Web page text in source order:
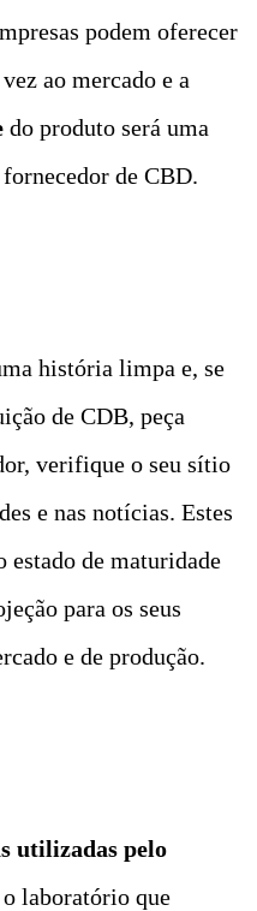
podem oferecer
ao mercado e a
do produto será uma
de CBD.
história limpa e, se
de CDB, peça
verifique o seu sítio
e nas notícias. Estes
estado de maturidade
para os seus
e de produção.
utilizadas pelo
laboratório que